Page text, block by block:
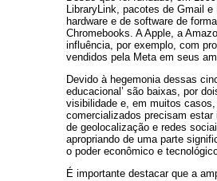
LibraryLink, pacotes de Gmail
hardware e de software de
Chromebooks. A Apple, a
influência, por exemplo, com
vendidos pela Meta em seus
Devido à hegemonia dessas
educacional’ são baixas, por
visibilidade e, em muitos
comercializados precisam
de geolocalização e redes
apropriando de uma parte
o poder econômico e
É importante destacar que a